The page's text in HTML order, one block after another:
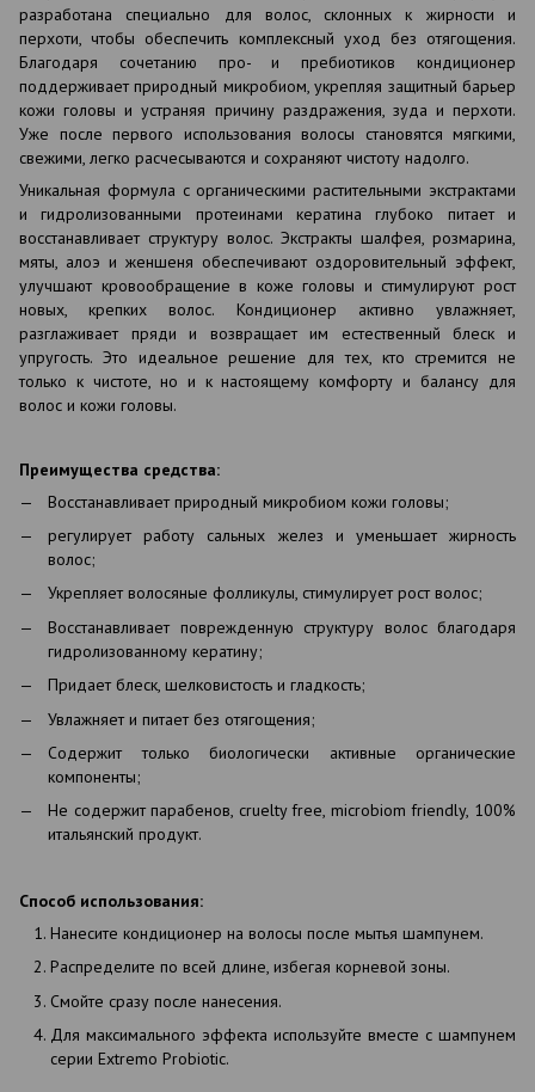
разработана специально для волос, склонных к жирности и
перхоти, чтобы обеспечить комплексный уход без отягощения.
Благодаря сочетанию про- и пребиотиков кондиционер
поддерживает природный микробиом, укрепляя защитный барьер
кожи головы и устраняя причину раздражения, зуда и перхоти.
Уже после первого использования волосы становятся мягкими,
свежими, легко расчесываются и сохраняют чистоту надолго.
Уникальная формула с органическими растительными экстрактами
и гидролизованными протеинами кератина глубоко питает и
восстанавливает структуру волос. Экстракты шалфея, розмарина,
мяты, алоэ и женшеня обеспечивают оздоровительный эффект,
улучшают кровообращение в коже головы и стимулируют рост
новых, крепких волос. Кондиционер активно увлажняет,
разглаживает пряди и возвращает им естественный блеск и
упругость. Это идеальное решение для тех, кто стремится не
только к чистоте, но и к настоящему комфорту и балансу для
волос и кожи головы.
Преимущества средства:
Восстанавливает природный микробиом кожи головы;
регулирует работу сальных желез и уменьшает жирность
волос;
Укрепляет волосяные фолликулы, стимулирует рост волос;
Восстанавливает поврежденную структуру волос благодаря
гидролизованному кератину;
Придает блеск, шелковистость и гладкость;
Увлажняет и питает без отягощения;
Содержит только биологически активные органические
компоненты;
Не содержит парабенов, cruelty free, microbiom friendly, 100%
итальянский продукт.
Способ использования:
Нанесите кондиционер на волосы после мытья шампунем.
Распределите по всей длине, избегая корневой зоны.
Смойте сразу после нанесения.
Для максимального эффекта используйте вместе с шампунем
серии Extremo Probiotic.